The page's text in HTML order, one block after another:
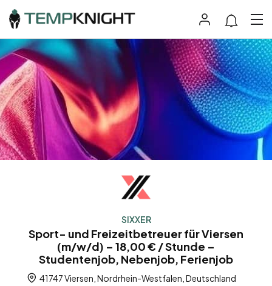
SIXXER
Sport- und Freizeitbetreuer für Viersen
(m/w/d) – 18,00 € / Stunde –
Studentenjob, Nebenjob, Ferienjob
41747 Viersen, Nordrhein-Westfalen, Deutschland